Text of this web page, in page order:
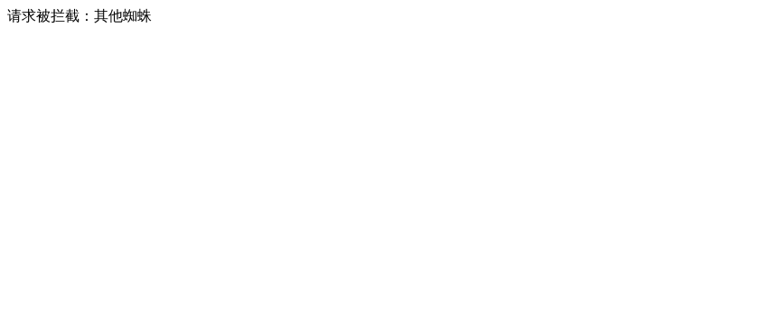
请求被拦截：其他蜘蛛